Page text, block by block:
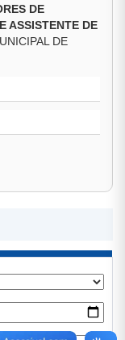
DE
ASSISTENTE DE
DE